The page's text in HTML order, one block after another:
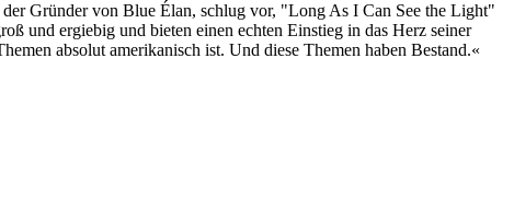
Gründer von Blue Élan, schlug vor, "Long As I Can See the Light"
und ergiebig und bieten einen echten Einstieg in das Herz seiner
absolut amerikanisch ist. Und diese Themen haben Bestand.«